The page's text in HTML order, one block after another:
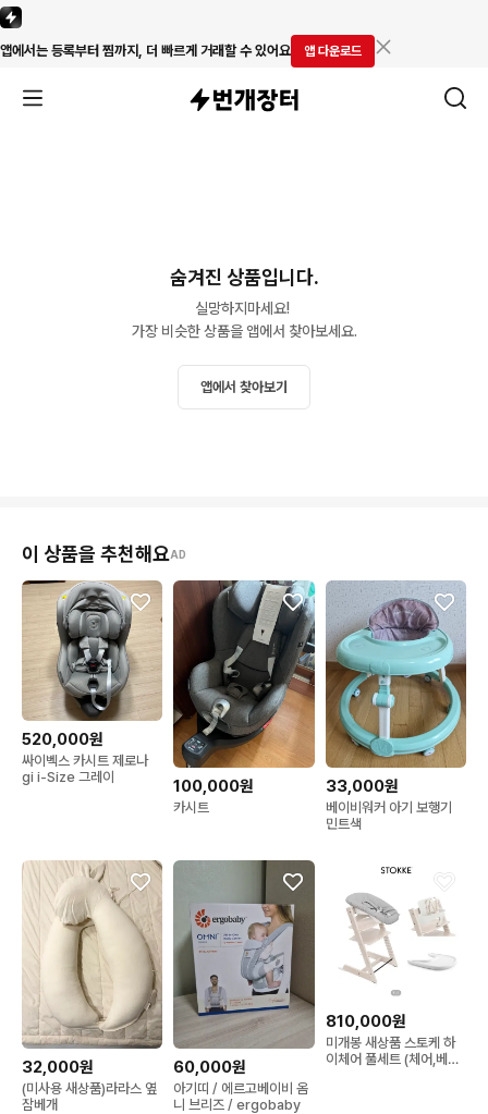
앱에서는 등록부터 찜까지, 더 빠르게 거래할 수 있어요 앱 다운로드
숨겨진 상품입니다.
실망하지마세요!
가장 비슷한 상품을 앱에서 찾아보세요.
앱에서 찾아보기
이 상품을 추천해요AD
520,000원
싸이벡스 카시트 제로나
gi i-Size 그레이
100,000원
카시트
33,000원
베이비워커 아기 보행기
민트색
32,000원
(미사용 새상품)라라스 옆
잠베개
60,000원
아기띠 / 에르고베이비 옴
니 브리즈 / ergobaby
810,000원
미개봉 새상품 스토케 하
이체어 풀세트 (체어,베이